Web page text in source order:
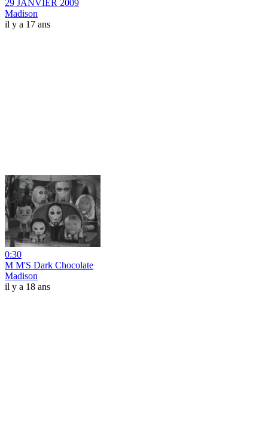
29 JANVIER 2009
Madison
il y a 17 ans
0:30
M M'S Dark Chocolate
Madison
il y a 18 ans